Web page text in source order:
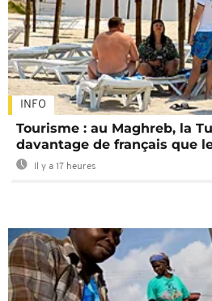
INFO
Tourisme : au Maghreb, la
davantage de français que
Il y a 17 heures